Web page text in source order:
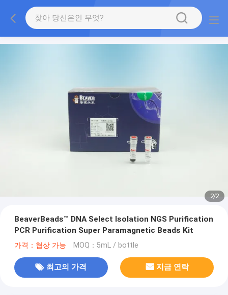
2/2
BeaverBeads™ DNA Select Isolation NGS Purification
PCR Purification Super Paramagnetic Beads Kit
가격：협상 가능 MOQ：5mL / bottle
최고의 가격 지금 연락